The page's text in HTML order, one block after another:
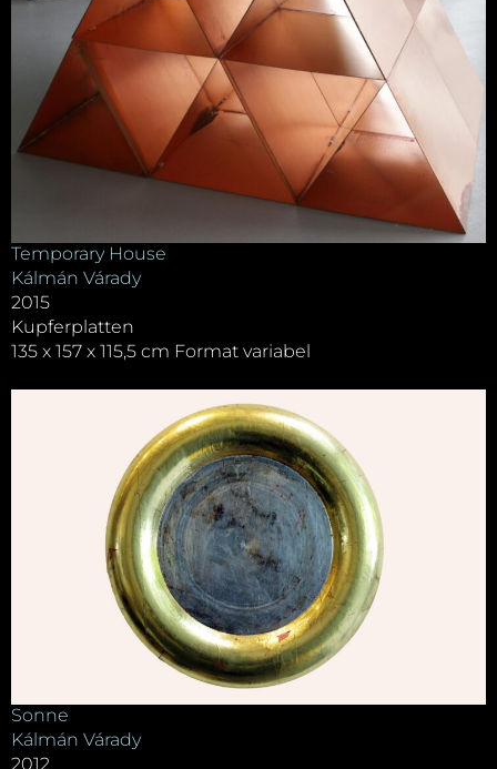
Temporary House
Kálmán Várady
2015
Kupferplatten
135 x 157 x 115,5 cm Format variabel
Sonne
Kálmán Várady
2012